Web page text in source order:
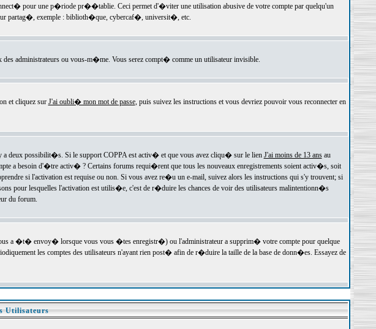
pour une p�riode pr��tablie. Ceci permet d'�viter une utilisation abusive de votre compte par quelqu'un
partag�, exemple : biblioth�que, cybercaf�, universit�, etc.
administrateurs ou vous-m�me. Vous serez compt� comme un utilisateur invisible.
et cliquez sur J'ai oubli� mon mot de passe, puis suivez les instructions et vous devriez pouvoir vous reconnecter en
deux possibilit�s. Si le support COPPA est activ� et que vous avez cliqu� sur le lien J'ai moins de 13 ansau
a besoin d'�tre activ� ? Certains forums requi�rent que tous les nouveaux enregistrements soient activ�s, soit
si l'activation est requise ou non. Si vous avez re�u un e-mail, suivez alors les instructions qui s'y trouvent; si
pour lesquelles l'activation est utilis�e, c'est de r�duire les chances de voir des utilisateurs malintentionn�s
du forum.
a �t� envoy� lorsque vous vous �tes enregistr�) ou l'administrateur a supprim� votre compte pour quelque
les comptes des utilisateurs n'ayant rien post� afin de r�duire la taille de la base de donn�es. Essayez de
Utilisateurs